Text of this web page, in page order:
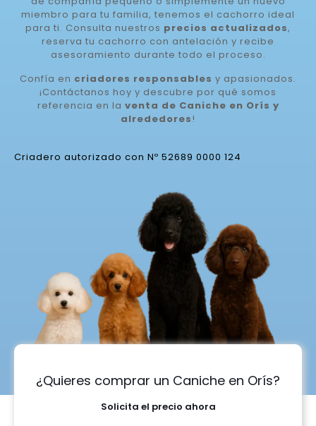
miembro para tu familia, tenemos el cachorro ideal
para ti. Consulta nuestros precios actualizados,
reserva tu cachorro con antelación y recibe
asesoramiento durante todo el proceso.
Confía en criadores responsables y apasionados.
¡Contáctanos hoy y descubre por qué somos
referencia en la venta de Caniche en Orís y
alrededores!
Criadero autorizado con Nº 52689 0000 124
¿Quieres comprar un Caniche en Orís?
Solicita el precio ahora